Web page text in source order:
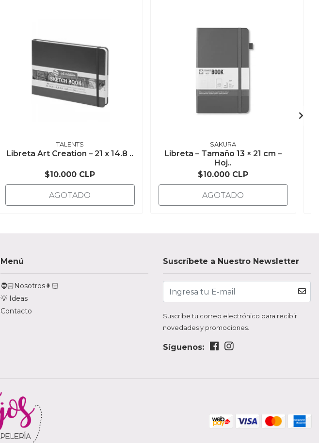
TALENTS
Libreta Art Creation – 21 x 14.8 ..
$10.000 CLP
AGOTADO
SAKURA
Libreta – Tamaño 13 × 21 cm –
Hoj..
$10.000 CLP
AGOTADO
Menú
🧔🏻Nosotros👩🏻
💡 Ideas
Contacto
Suscríbete a Nuestro Newsletter
Suscribe tu correo electrónico para recibir
novedades y promociones.
Síguenos: